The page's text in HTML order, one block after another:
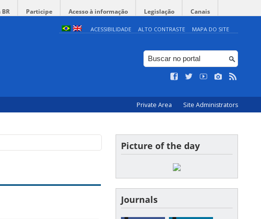
Participe Acesso à informação Legislação Canais
ACESSIBILIDADE ALTO CONTRASTE MAPA DO SITE
Private Area Site Administrators
Picture of the day
Journals